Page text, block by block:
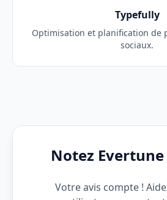
Typefully
Optimisation et planification de
sociaux.
Notez
Votre avis compte !